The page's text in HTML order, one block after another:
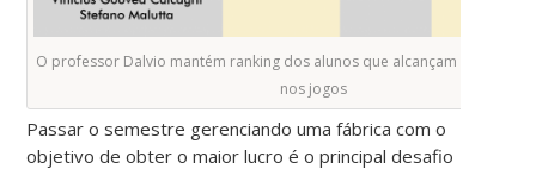
O professor Dalvio mantém ranking dos alunos que alcançam a maior
nos jogos
Passar o semestre gerenciando uma fábrica com o
objetivo de obter o maior lucro é o principal desafio